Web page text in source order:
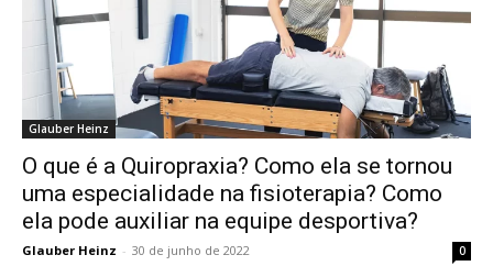
Glauber Heinz
O que é a Quiropraxia? Como ela se tornou
uma especialidade na fisioterapia? Como
ela pode auxiliar na equipe desportiva?
Glauber Heinz - 30 de junho de 2022 0